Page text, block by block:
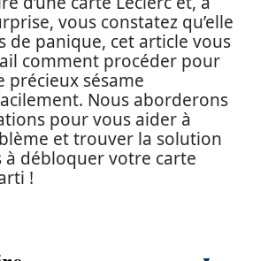
vous constatez qu’elle
de panique, cet article vous
comment procéder pour
sésame
Nous aborderons
pour vous aider à
et trouver la solution
à débloquer votre carte
!